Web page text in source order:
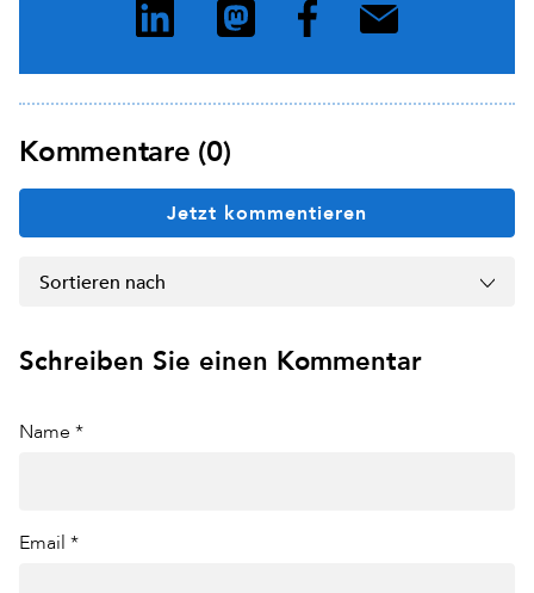
Kommentare (0)
Jetzt kommentieren
Sortieren nach
Schreiben Sie einen Kommentar
Name *
Email *